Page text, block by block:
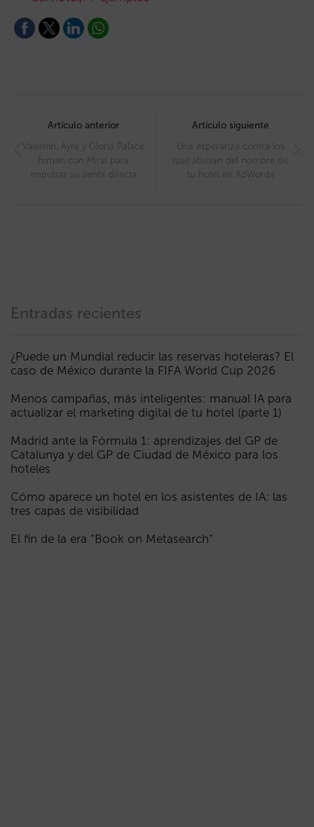
navigation
Artículo anterior
Valentín, Ayre y Gloria Palace
firman con Mirai para
impulsar su venta directa
Artículo siguiente
Una esperanza contra los
que abusan del nombre de
tu hotel en AdWords
Entradas recientes
¿Puede un Mundial reducir las reservas hoteleras? El
caso de México durante la FIFA World Cup 2026
Menos campañas, más inteligentes: manual IA para
actualizar el marketing digital de tu hotel (parte 1)
Madrid ante la Fórmula 1: aprendizajes del GP de
Catalunya y del GP de Ciudad de México para los
hoteles
Cómo aparece un hotel en los asistentes de IA: las
tres capas de visibilidad
El fin de la era “Book on Metasearch”